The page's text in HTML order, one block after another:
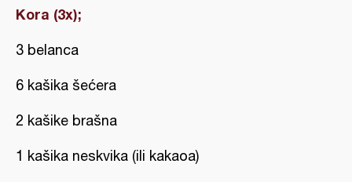
Kora (3x);
3 belanca
6 kašika šećera
2 kašike brašna
1 kašika neskvika (ili kakaoa)